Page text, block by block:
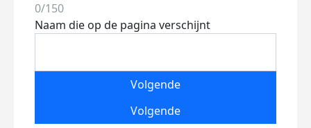
0/150
Naam die op de pagina verschijnt
Volgende
Volgende